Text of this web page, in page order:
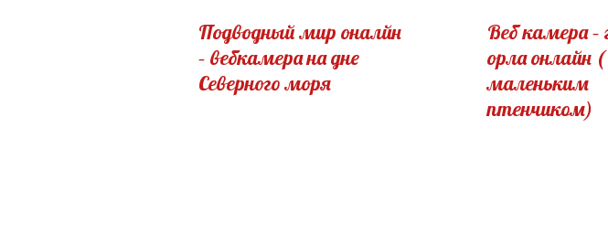
Подводный мир оналйн
– вебкамера на дне
Северного моря
Веб камера –
орла онлайн (
маленьким
птенчиком)